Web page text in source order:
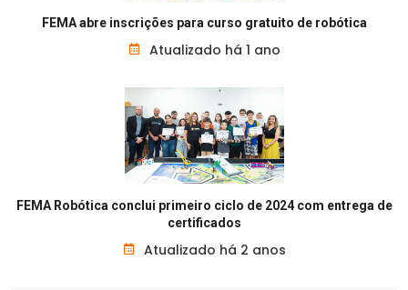
FEMA abre inscrições para curso gratuito de robótica
Atualizado há 1 ano
FEMA Robótica conclui primeiro ciclo de 2024 com entrega de
certificados
Atualizado há 2 anos